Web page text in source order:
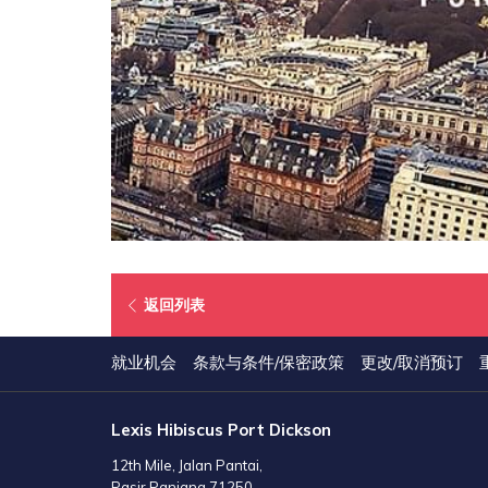
返回列表在
标
中
打
就业机会 条款与条件/保密政策 更改/取消预订
Lexis Hibiscus Port Dickson
12th Mile, Jalan Pantai,